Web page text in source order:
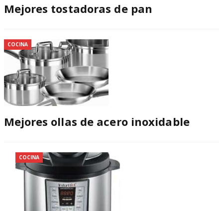
Mejores tostadoras de pan
COCINA
Mejores ollas de acero inoxidable
COCINA